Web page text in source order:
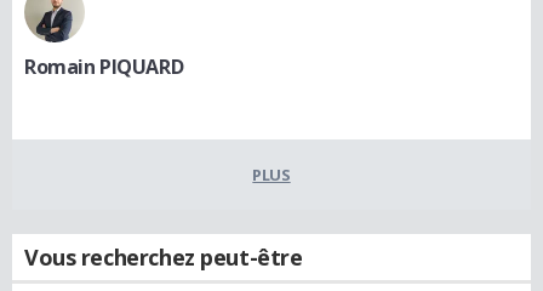
Romain PIQUARD
PLUS
Vous recherchez peut-être